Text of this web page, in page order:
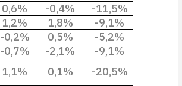
0,6% -0,4%
-11,5%
1,2% 1,8%
-9,1%
-0,2% 0,5%
-5,2%
-0,7% -2,1%
-9,1%
1,1% 0,1% -20,5%